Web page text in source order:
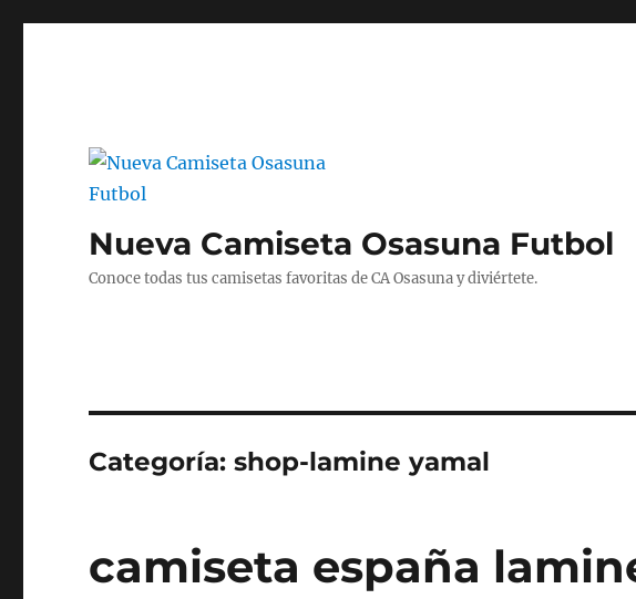
Nueva Camiseta Osasuna Futbol
Conoce todas tus camisetas favoritas de CA Osasuna y diviértete.
Categoría:shop-lamine yamal
camiseta españa